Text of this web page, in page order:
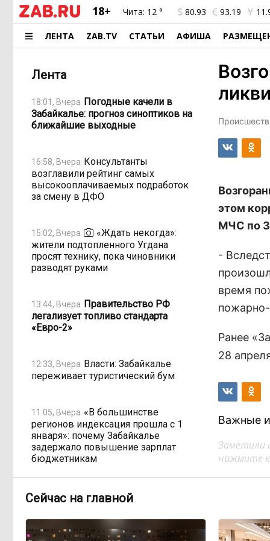
18+ Чита: 12 ° 80.93 93.19
ЛЕНТА ZAB.TV СТАТЬИ АФИША
Лента
18:01, Вчера Погодные качели в
Забайкалье: прогноз синоптиков на
ближайшие выходные
16:58, Вчера Консультанты
возглавили рейтинг самых
высокооплачиваемых подработок
за смену в ДФО
15:02, Вчера
«Ждать некогда»:
жители подтопленного Угдана
просят технику, пока чиновники
разводят руками
13:44, Вчера Правительство РФ
легализует топливо стандарта
«Евро-2»
12:33, Вчера Власти: Забайкалье
переживает туристический бум
11:05, Вчера «В большинстве
регионов индексация прошла с 1
января»: почему Забайкалье
задержало повышение зарплат
бюджетникам
10:16, Вчера
В Каларском округе
уголовные дела
этом
МЧС по
-
время
Ранее
28
Важные
Заметили
нажмите
Сейчас на главной